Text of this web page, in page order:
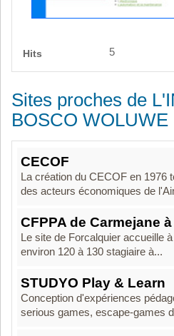
Hits 5
Sites proches de
BOSCO
CECOF
La création du CECOF en 1976
des acteurs économiques de
CFPPA de Carmejane
Le site de Forcalquier accueille
environ 120 à 130 stagiaire à...
STUDYO Play & Learn
Conception d'expériences
serious games, escape-games